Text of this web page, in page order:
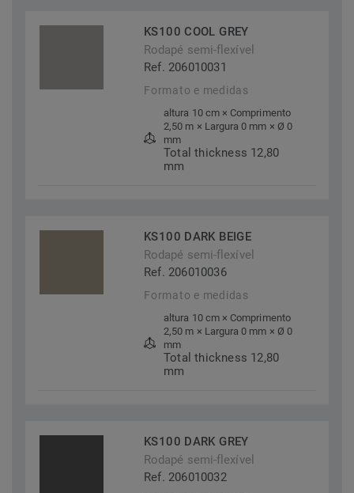
KS100 COOL GREY
Rodapé semi-flexível
Ref. 206010031
Formato e medidas
altura 10 cm × Comprimento
2,50 m × Largura 0 mm × Ø 0
mm
Total thickness 12,80
mm
KS100 DARK BEIGE
Rodapé semi-flexível
Ref. 206010036
Formato e medidas
altura 10 cm × Comprimento
2,50 m × Largura 0 mm × Ø 0
mm
Total thickness 12,80
mm
KS100 DARK GREY
Rodapé semi-flexível
Ref. 206010032